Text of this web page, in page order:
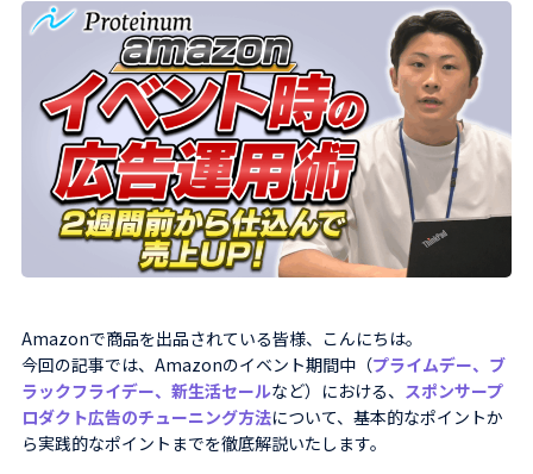
Amazonで商品を出品されている皆様、こんにちは。
今回の記事では、Amazonのイベント期間中（プライムデー、ブ
ラックフライデー、新生活セールなど）における、 スポンサープ
ロダクト広告のチューニング方法について、基本的なポイントか
ら実践的なポイントまでを徹底解説いたします。